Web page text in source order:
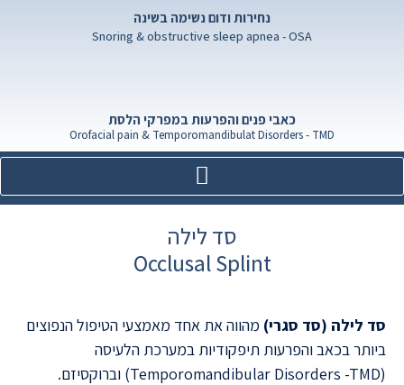
נחירות ודום נשימה בשינה
Snoring & obstructive sleep apnea - OSA
כאבי פנים והפרעות במפרקי הלסת
Orofacial pain & Temporomandibulat Disorders - TMD
סד לילה
Occlusal Splint
סד לילה (סד סגרי) מהווה את אחד מאמצעי הטיפול הנפוצים
ביותר בכאב והפרעות תיפקודיות במערכת הלעיסה
(Temporomandibular Disorders -TMD) וברוקסיזם.